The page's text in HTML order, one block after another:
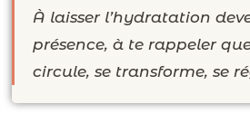
À laisser l’hydratation
présence, à te rappeler
circule, se transforme, se